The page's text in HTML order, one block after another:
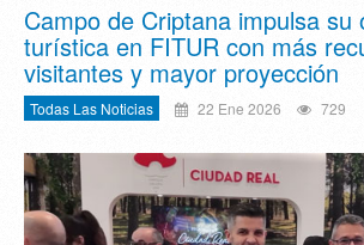
Campo de Criptana impulsa su
turística en FITUR con más
visitantes y mayor proyección
Todas Las Noticias 22 Ene 2026 729